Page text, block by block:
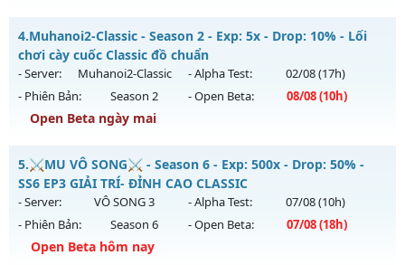
Antihack: Yes
MUA HỎA LONG 6.9 - 🌍 Website: https://muhoalong.pro
Mu mới ra tháng 08 2026 - Mở máy chủ
https://facebook.com/muhoalongvào 08h ngày
03/08/2626
Exp: 9999x - Drop: 20%
Thể loại: Mu Nguyên bản Webzen
Antihack: XShield
4.Muhanoi2-Classic - Season 2 - Exp: 5x - Drop: 10% - Lối
chơi cày cuốc Classic đồ chuẩn
- Server: Muhanoi2-Classic - Alpha Test: 02/08(17h)
- Phiên Bản:
Season 2 - Open Beta: 08/08(10h)
Open Beta ngày mai
Muhanoi2-Classic - Lối chơi cày cuốc Classic đồ chuẩn
Mu mới ra tháng 08 2026 - Mở máy chủ
vào 10h ngày 08/08/2626
Exp: 5x - Drop: 10%
Kiểu reset: Reset In Game
5.⚔️MU VÔ SONG⚔️ - Season 6 - Exp: 500x - Drop: 50% -
SS6 EP3 GIẢI TRÍ- ĐỈNH CAO CLASSIC
- Server: VÔ SONG 3 - Alpha Test: 07/08(10h)
- Phiên Bản:
Season 6 - Open Beta: 07/08(18h)
Open Beta hôm nay